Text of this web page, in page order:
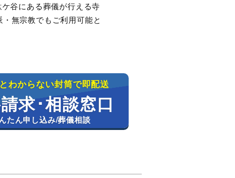
谷にある葬儀が行える寺
無宗教でもご利用可能と
わからない封筒で即配送
求･相談窓口
たん申し込み/葬儀相談